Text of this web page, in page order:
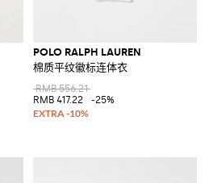
POLO RALPH LAUREN
棉质平纹徽标连体衣
RMB 556.21
RMB 417.22
-25%